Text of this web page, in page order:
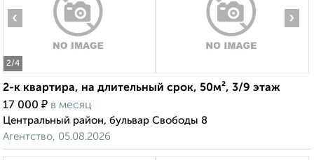
2/4
‹ ›
2-к квартира, на длительный срок, 50м², 3/9 этаж
17 000 ₽ в месяц
Центральный район, бульвар Свободы 8
Агентство, 05.08.2026